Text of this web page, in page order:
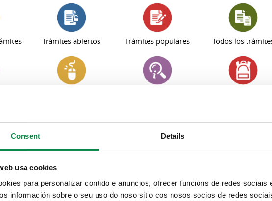
Consent Details
usa cookies
para personalizar contido e anuncios, ofrecer funcións de redes sociais
información sobre o seu uso do noso sitio cos nosos socios de redes
Trámites abiertos Trámites populares Todos los
Tipo Tema